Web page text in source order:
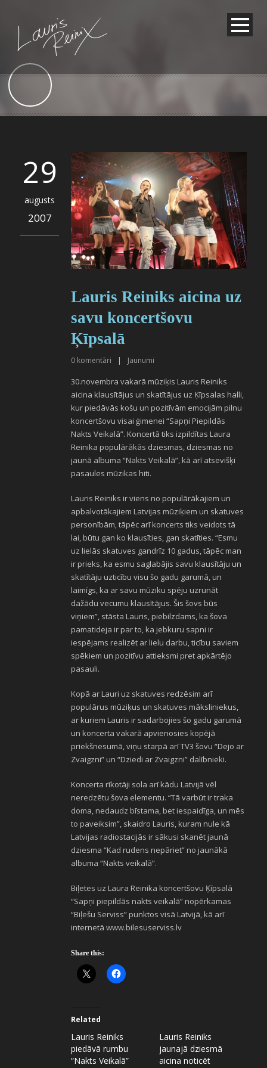
29
augusts
2007
Lauris Reiniks aicina uz
savu koncertšovu
Ķīpsalā
0 komentāri Jaunumi
30.novembra vakarā mūziķis Lauris Reiniks
aicina klausītājus un skatītājus uz Ķīpsalas halli,
kur piedāvās košu un pozitīvām emocijām pilnu
koncertšovu visai ģimenei “Sapņi Piepildās
Nakts Veikalā”. Koncertā tiks izpildītas Laura
Reinika populārākās dziesmas, dziesmas no
jaunā albuma “Nakts Veikalā”, kā arī atsevišķi
pasaules mūzikas hiti.
Lauris Reiniks ir viens no populārākajiem un
apbalvotākajiem Latvijas mūziķiem un skatuves
personībām, tāpēc arī koncerts tiks veidots tā
lai, būtu gan ko klausīties, gan skatīties. “Esmu
uz lielās skatuves gandrīz 10 gadus, tāpēc man
ir prieks, ka esmu saglabājis savu klausītāju un
skatītāju uzticību visu šo gadu garumā, un
laimīgs, ka ar savu mūziku spēju uzrunāt
dažādu vecumu klausītājus. Šis šovs būs
viņiem”, stāsta Lauris, piebilzdams, ka šova
pamatideja ir par to, ka jebkuru sapni ir
iespējams realizēt ar lielu darbu, ticību saviem
spēkiem un pozitīvu attieksmi pret apkārtējo
pasauli.
Kopā ar Lauri uz skatuves redzēsim arī
populārus mūziķus un skatuves māksliniekus,
ar kuriem Lauris ir sadarbojies šo gadu garumā
un koncerta vakarā apvienosies kopējā
priekšnesumā, viņu starpā arī TV3 šovu “Dejo ar
Zvaigzni” un “Dziedi ar Zvaigzni” dalībnieki.
Koncerta rīkotāji sola arī kādu Latvijā vēl
neredzētu šova elementu. “Tā varbūt ir traka
doma, nedaudz bīstama, bet iespaidīga, un mēs
to paveiksim”, skaidro Lauris, kuram nule kā
Latvijas radiostacijās ir sākusi skanēt jaunā
dziesma “Kad rudens nepāriet” no jaunākā
albuma “Nakts veikalā”.
Biļetes uz Laura Reinika koncertšovu Ķīpsalā
“Sapņi piepildās nakts veikalā” nopērkamas
“Biļešu Serviss” punktos visā Latvijā, kā arī
internetā www.bilesuserviss.lv
Share this:
Related
Lauris Reiniks
piedāvā rumbu
“Nakts Veikalā”
Lauris Reiniks
jaunajā dziesmā
aicina noticēt